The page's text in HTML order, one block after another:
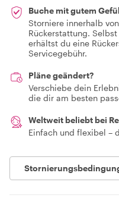
Buche mit gutem
Storniere innerhalb
Rückerstattung.
erhältst du eine
Servicegebühr.
Pläne geändert?
Verschiebe dein
die dir am besten
Weltweit beliebt bei
Einfach und flexibel –